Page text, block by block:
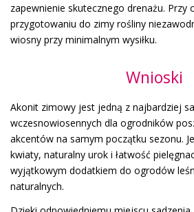
zapewnienie skutecznego drenażu. Przy
przygotowaniu do zimy rośliny
wiosny przy minimalnym wysiłku.
Wnioski
Akonit zimowy jest jedną z najbardziej
wczesnowiosennych dla ogrodników
akcentów na samym początku sezonu.
kwiaty, naturalny urok i łatwość
wyjątkowym dodatkiem do ogrodów
naturalnych.